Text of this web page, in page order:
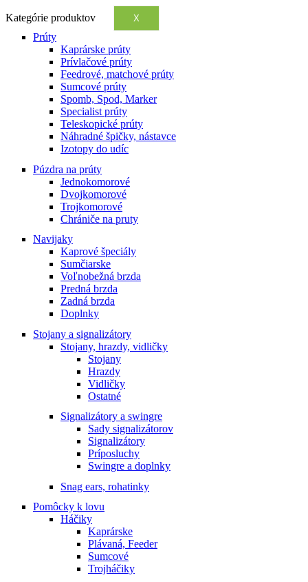
Kategórie produktov X
Prúty
Kaprárske prúty
Prívlačové prúty
Feedrové, matchové prúty
Sumcové prúty
Spomb, Spod, Marker
Specialist prúty
Teleskopické prúty
Náhradné špičky, nástavce
Izotopy do udíc
Púzdra na prúty
Jednokomorové
Dvojkomorové
Trojkomorové
Chrániče na pruty
Navijaky
Kaprové špeciály
Sumčiarske
Voľnobežná brzda
Predná brzda
Zadná brzda
Doplnky
Stojany a signalizátory
Stojany, hrazdy, vidličky
Stojany
Hrazdy
Vidličky
Ostatné
Signalizátory a swingre
Sady signalizátorov
Signalizátory
Príposluchy
Swingre a doplnky
Snag ears, rohatinky
Pomôcky k lovu
Háčiky
Kaprárske
Plávaná, Feeder
Sumcové
Trojháčiky